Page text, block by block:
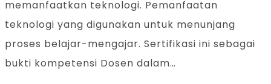
memanfaatkan teknologi. Pemanfaatan
teknologi yang digunakan untuk menunjang
proses belajar-mengajar. Sertifikasi ini sebagai
bukti kompetensi Dosen dalam…